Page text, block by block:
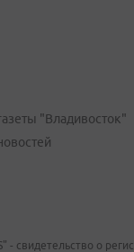
"Владивосток"
- свидетельство о